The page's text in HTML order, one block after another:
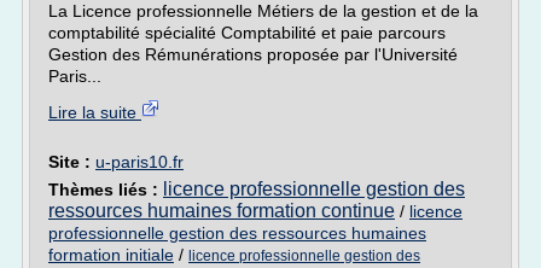
La Licence professionnelle Métiers de la gestion et de la
comptabilité spécialité Comptabilité et paie parcours
Gestion des Rémunérations proposée par l'Université
Paris...
Lire la suite
Site : u-paris10.fr
Thèmes liés :
licence professionnelle gestion des
ressources humaines formation continue / licence
professionnelle gestion des ressources humaines
formation initiale / licence professionnelle gestion des